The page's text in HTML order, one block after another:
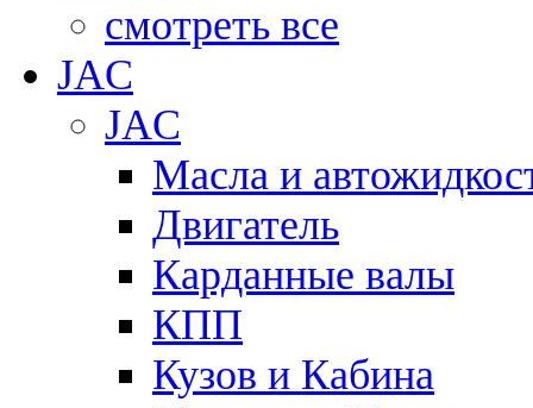
смотреть все
JAC
JAC
Масла и
Двигатель
Карданные валы
КПП
Кузов и Кабина